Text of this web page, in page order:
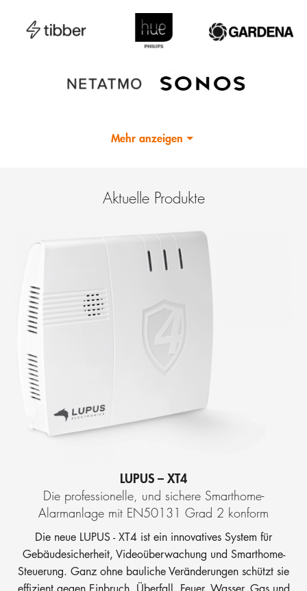
Mehr anzeigen
Aktuelle Produkte
LUPUS – XT4
Die professionelle, und sichere Smarthome-
Alarmanlage mit EN50131 Grad 2 konform
Die neue LUPUS - XT4 ist ein innovatives System für
Gebäudesicherheit, Videoüberwachung und Smarthome-
Steuerung. Ganz ohne bauliche Veränderungen schützt sie